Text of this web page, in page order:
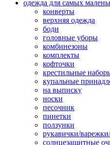
одежда для самых
конверты
верхняя одежда
боди
головные уборы
комбинезоны
комплекты
кофточки
крестильные
купальные
на выписку
носки
песочник
пинетки
ползунки
рукавички/
солнцезащитные